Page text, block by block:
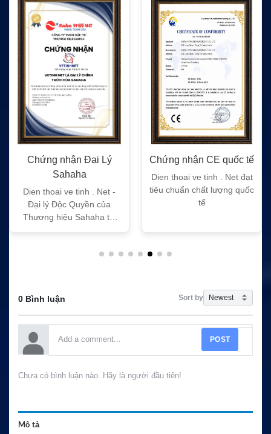
Chứng nhận CE quốc tế
Dien thoai ve tinh . Net đạt
tiêu chuẩn chất lượng quốc
tế
Chứng nhận FC quốc tế
Dien thoai ve tinh . Net đạt
tiêu chuẩn chất lượng quốc
tế
0 Bình luận Sort by
POST
Chưa có bình luận nào. Hãy là người đầu tiên!
Mô tả